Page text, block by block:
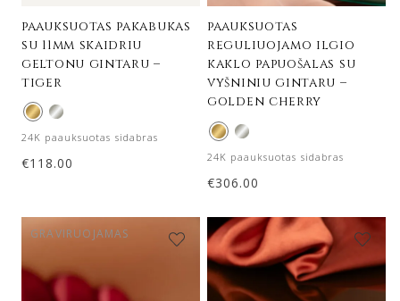
paauksuotas pakabukas
su 11mm skaidriu
geltonu gintaru –
tiger
24K paauksuotas sidabras
€118.00
paauksuotas
reguliuojamo ilgio
kaklo papuošalas su
vyšniniu gintaru –
golden cherry
24K paauksuotas sidabras
€306.00
GRAVIRUOJAMAS